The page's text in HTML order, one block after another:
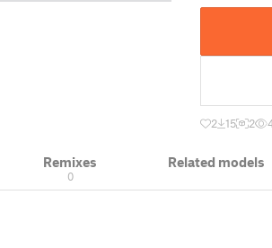
2 15 2
Remixes
0
Related models